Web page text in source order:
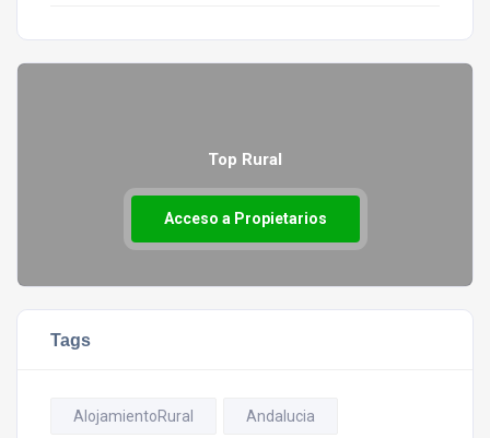
Top Rural
Acceso a Propietarios
Tags
AlojamientoRural Andalucia